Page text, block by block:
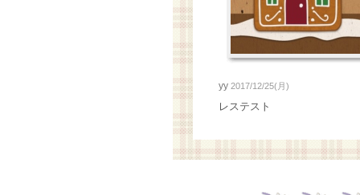
yy 2017/12/25(月)
レステスト